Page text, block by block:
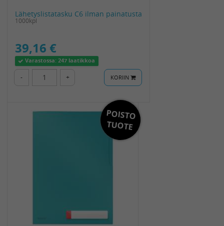
Lähetyslistatasku C6 ilman painatusta
1000kpl
39,16 €
Varastossa:247 laatikkoa
- + KORIIN
POISTO
TUOTE